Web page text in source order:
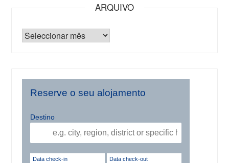
ARQUIVO
Reserve o seu alojamento
Destino
Data check-in Data check-out